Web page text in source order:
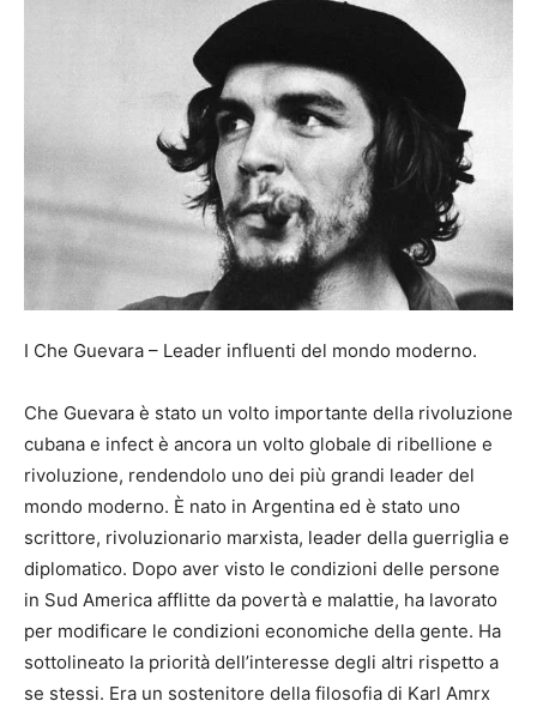
I Che Guevara – Leader influenti del mondo moderno.
Che Guevara è stato un volto importante della rivoluzione
cubana e infect è ancora un volto globale di ribellione e
rivoluzione, rendendolo uno dei più grandi leader del
mondo moderno. È nato in Argentina ed è stato uno
scrittore, rivoluzionario marxista, leader della guerriglia e
diplomatico. Dopo aver visto le condizioni delle persone
in Sud America afflitte da povertà e malattie, ha lavorato
per modificare le condizioni economiche della gente. Ha
sottolineato la priorità dell’interesse degli altri rispetto a
se stessi. Era un sostenitore della filosofia di Karl Amrx